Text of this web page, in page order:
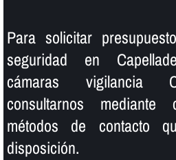
Para solicitar
seguridad en
cámaras vigilancia
consultarnos
métodos de contacto
disposición.